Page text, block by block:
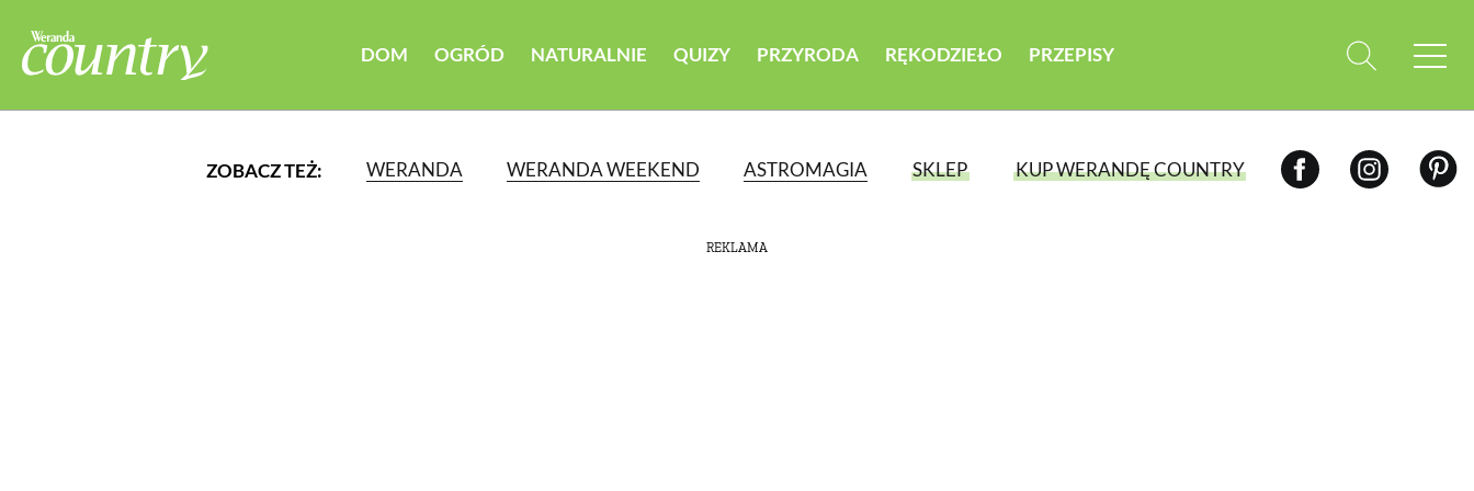
DOM OGRÓD NATURALNIE QUIZY PRZYRODA RĘKODZIEŁO PRZEPISY
ZOBACZ TEŻ: WERANDA WERANDA WEEKEND ASTROMAGIA SKLEP KUP WERANDĘ COUNTRY
REKLAMA